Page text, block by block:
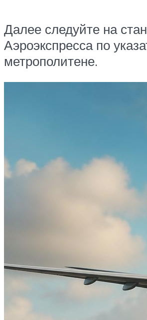
Далее следуйте на
Аэроэкспресса по
метрополитене.